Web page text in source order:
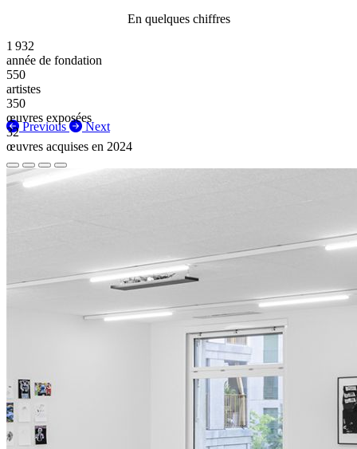
Previous Next
En quelques chiffres
1 932
année de fondation
550
artistes
350
œuvres exposées
32
œuvres acquises en 2024